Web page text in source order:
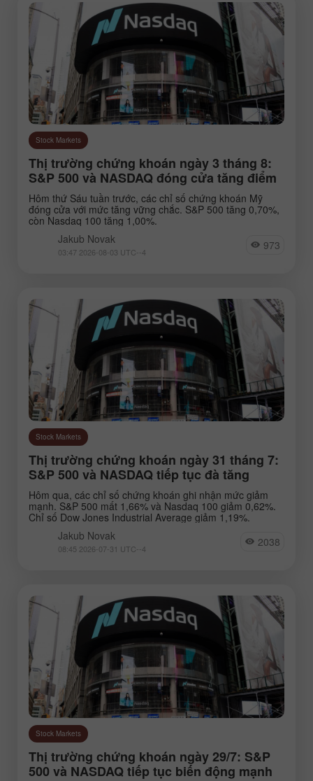
Stock Markets
Thị trường chứng khoán ngày 3 tháng 8:
S&P 500 và NASDAQ đóng cửa tăng điểm
Hôm thứ Sáu tuần trước, các chỉ số chứng khoán Mỹ
đóng cửa với mức tăng vững chắc. S&P 500 tăng 0,70%,
còn Nasdaq 100 tăng 1,00%.
Jakub Novak
03:47 2026-08-03 UTC--4 973
Stock Markets
Thị trường chứng khoán ngày 31 tháng 7:
S&P 500 và NASDAQ tiếp tục đà tăng
Hôm qua, các chỉ số chứng khoán ghi nhận mức giảm
mạnh. S&P 500 mất 1,66% và Nasdaq 100 giảm 0,62%.
Chỉ số Dow Jones Industrial Average giảm 1,19%.
Jakub Novak
08:45 2026-07-31 UTC--4 2038
Stock Markets
Thị trường chứng khoán ngày 29/7: S&P
500 và NASDAQ tiếp tục biến động mạnh